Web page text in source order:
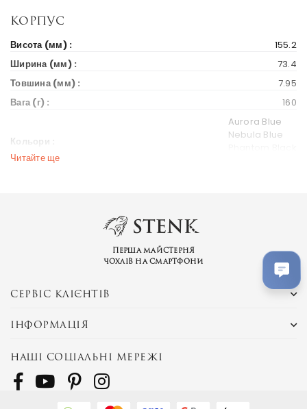
Корпус
Висота (мм) :
155.2
Ширина (мм) :
73.4
Товшина (мм) :
7.95
Вага (г) :
160
Кольори :
Aurora Blue
Nebula Blue
Вихід на ринок
2019
186 $
Серія пристрою :
Читайте ще
Перша майстерня
чохлів на смартфони
СЕРВІС КЛІЄНТІВ
ІНФОРМАЦІЯ
НАШІ СОЦІАЛЬНІ МЕРЕЖІ